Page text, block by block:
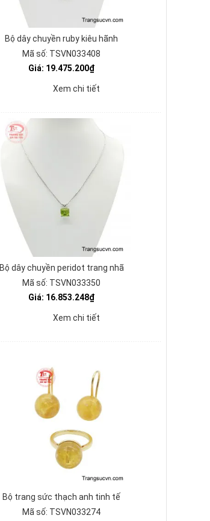
Bộ dây chuyền ruby kiêu hãnh
Mã số: TSVN033408
Giá: 19.475.200₫
Xem chi tiết
Bộ dây chuyền peridot trang nhã
Mã số: TSVN033350
Giá: 16.853.248₫
Xem chi tiết
Bộ trang sức thạch anh tinh tế
Mã số: TSVN033274